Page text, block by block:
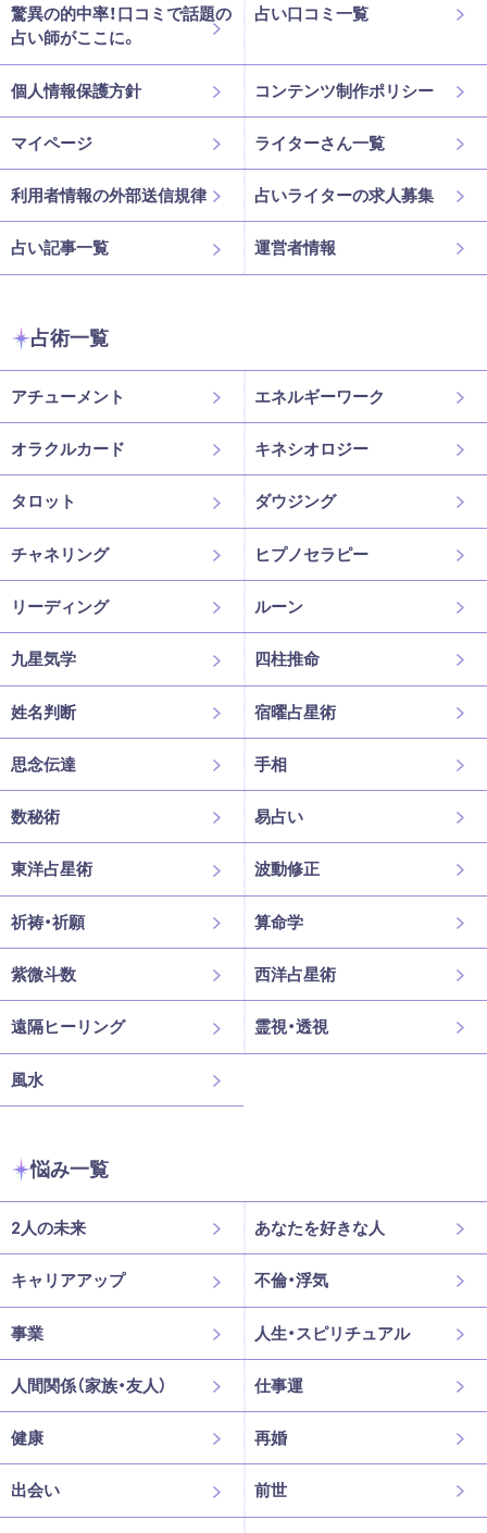
驚異の的中率！口コミで話題の
占い師がここに。
占い口コミ一覧
個人情報保護方針 コンテンツ制作ポリシー
マイページ ライターさん一覧
利用者情報の外部送信規律 占いライターの求人募集
占い記事一覧 運営者情報
占術一覧
アチューメント エネルギーワーク
オラクルカード キネシオロジー
タロット ダウジング
チャネリング ヒプノセラピー
リーディング ルーン
九星気学 四柱推命
姓名判断 宿曜占星術
思念伝達 手相
数秘術 易占い
東洋占星術 波動修正
祈祷・祈願 算命学
紫微斗数 西洋占星術
遠隔ヒーリング 霊視・透視
風水
悩み一覧
2人の未来 あなたを好きな人
キャリアアップ 不倫・浮気
事業 人生・スピリチュアル
人間関係（家族・友人） 仕事運
健康 再婚
出会い 前世